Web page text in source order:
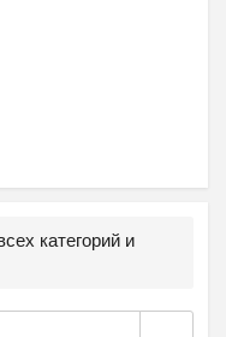
категорий и